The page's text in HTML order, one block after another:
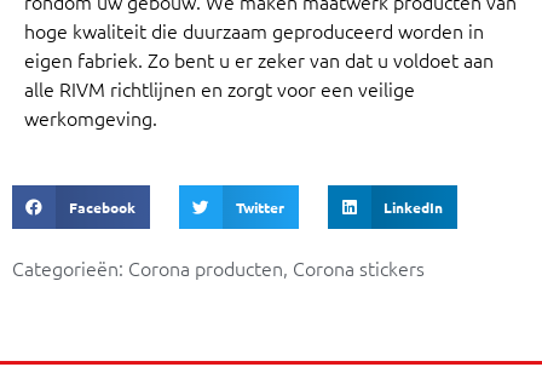
hoge kwaliteit die duurzaam geproduceerd worden in
eigen fabriek. Zo bent u er zeker van dat u voldoet aan
alle RIVM richtlijnen en zorgt voor een veilige
werkomgeving.
Facebook Twitter LinkedIn
Categorieën: Corona producten, Corona stickers